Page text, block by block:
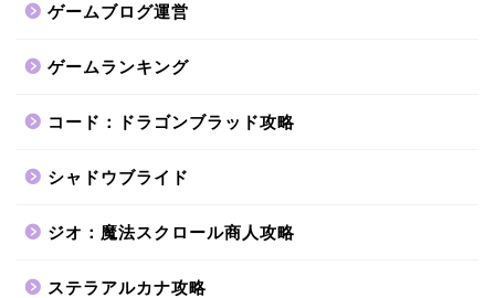
ゲームブログ運営
ゲームランキング
コード：ドラゴンブラッド攻略
シャドウブライド
ジオ：魔法スクロール商人攻略
ステラアルカナ攻略